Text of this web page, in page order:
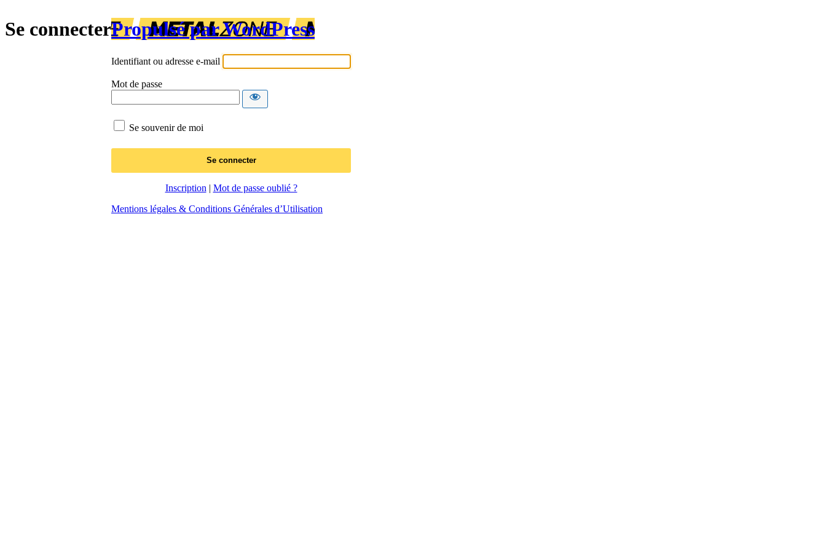
Se connecterPropulsé par WordPress
Identifiant ou adresse e-mail
Mot de passe
Se souvenir de moi
Inscription | Mot de passe oublié ?
Mentions légales & Conditions Générales d’Utilisation